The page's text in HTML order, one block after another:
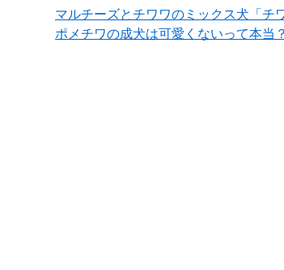
マルチーズとチワワのミックス犬「チ
ポメチワの成犬は可愛くないって本当